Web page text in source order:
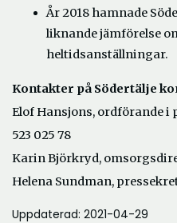
År 2018 hamnade
liknande jämförelse
heltidsanställningar.
Kontakter på Södertälje
Elof Hansjons, ordförande i
523 025 78
Karin Björkryd,
Helena Sundman,
Uppdaterad: 2021-04-29